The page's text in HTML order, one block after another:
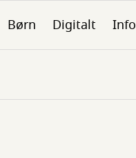
Børn Digitalt Info